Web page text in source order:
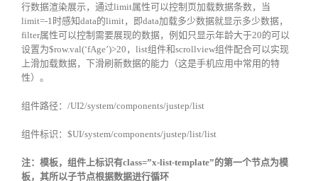
行数据渲染展示，通过limit属性可以控制页加载数据条数，当
limit=-1时感知data的limit，即data加载多少数据就显示多少数据，
filter属性可以控制需要展现的数据，例如只显示年龄大于20的可以
设置为$row.val(‘fAge’)>20，list组件和scrollview组件配合可以实现
上滑加载数据，下滑刷新数据的能力（这是手机应用中常用的特
性）。
组件路径：/UI2/system/components/justep/list
组件标识：$UI/system/components/justep/list/list
注：模板，组件上标识有class=”x-list-template”的第一个节点为模
板，其所以子节点根据数据进行循环